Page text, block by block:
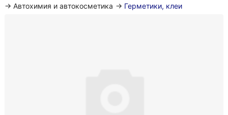
→ Автохимия и автокосметика → Герметики, клеи